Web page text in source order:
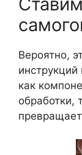
Вероятно,
как
обработки,